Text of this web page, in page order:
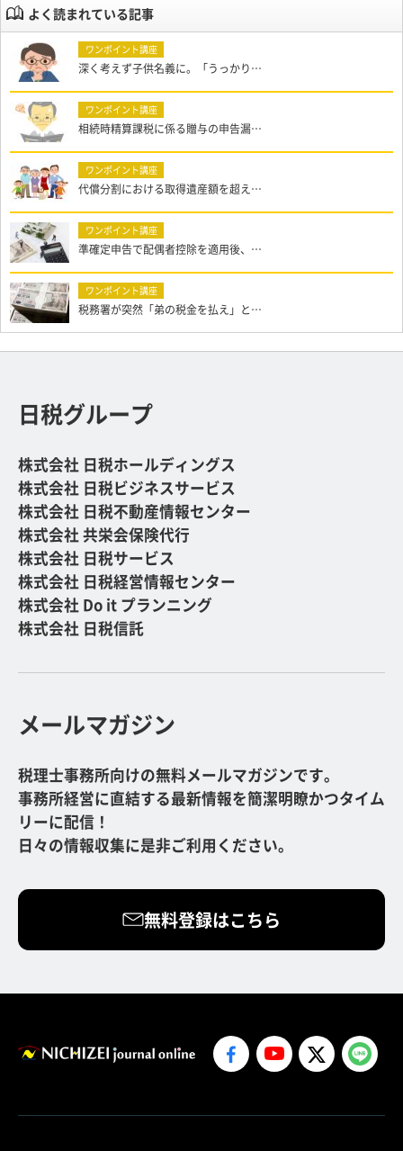
よく読まれている記事
深く考えず子供名義に。「うっかり…
相続時精算課税に係る贈与の申告漏…
代償分割における取得遺産額を超え…
準確定申告で配偶者控除を適用後、…
税務署が突然「弟の税金を払え」と…
日税グループ
株式会社 日税ホールディングス
株式会社 日税ビジネスサービス
株式会社 日税不動産情報センター
株式会社 共栄会保険代行
株式会社 日税サービス
株式会社 日税経営情報センター
株式会社 Do it プランニング
株式会社 日税信託
メールマガジン
税理士事務所向けの無料メールマガジンです。
事務所経営に直結する最新情報を簡潔明瞭かつタイム
リーに配信！
日々の情報収集に是非ご利用ください。
無料登録はこちら